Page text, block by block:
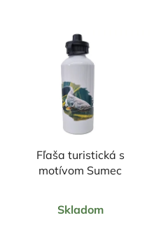
Fľaša turistická s
motívom Sumec
hodnotenie
Skladom